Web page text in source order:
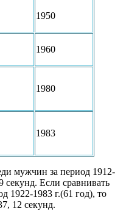
1950
1960
1980
1983
мужчин за период 1912-
секунд. Если сравнивать
1922-1983 г.(61 год), то
12 секунд.